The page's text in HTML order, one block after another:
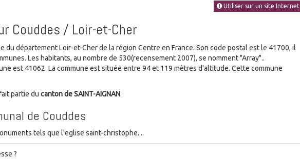
Utiliser sur un site Internet
Couddes / Loir-et-Cher
du département Loir-et-Cher de la région Centre en France. Son code postal est le 41700, il
Les habitants, au nombre de 530(recensement 2007), se nomment "Array"..
est 41062. La commune est située entre 94 et 119 mètres d'altitude. Cette commune
partie du canton de SAINT-AIGNAN.
de Couddes
tels que l'eglise saint-christophe. ..
?